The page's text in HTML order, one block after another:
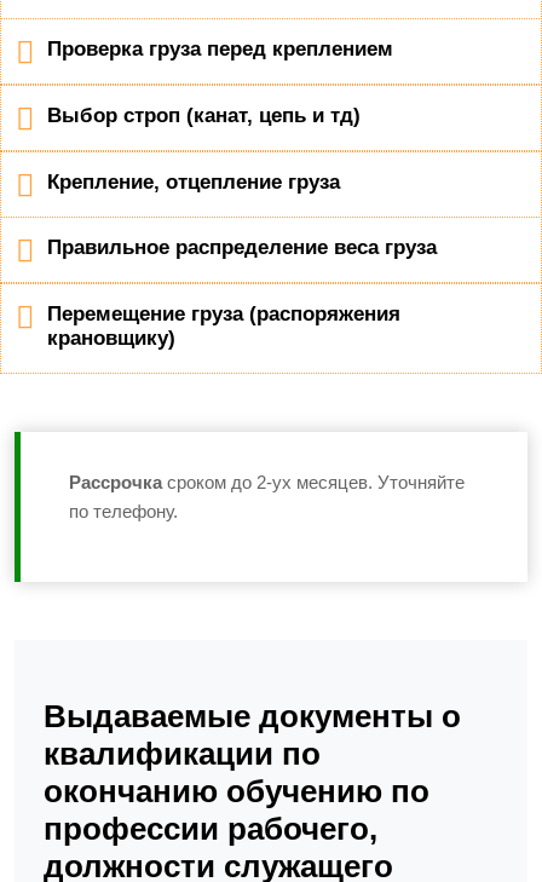
Проверка груза перед креплением
Выбор строп (канат, цепь и тд)
Крепление, отцепление груза
Правильное распределение веса груза
Перемещение груза (распоряжения
крановщику)
Рассрочка сроком до 2-ух месяцев. Уточняйте
по телефону.
Выдаваемые документы о
квалификации по
окончанию обучению по
профессии рабочего,
должности служащего